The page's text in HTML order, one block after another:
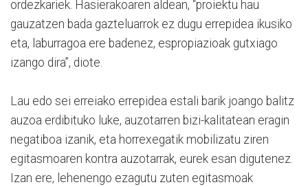
ordezkariek. Hasierakoaren aldean, “proiektu hau
gauzatzen bada gazteluarrok ez dugu errepidea ikusiko
eta, laburragoa ere badenez, espropiazioak gutxiago
izango dira”, diote.
Lau edo sei erreiako errepidea estali barik joango balitz
auzoa erdibituko luke, auzotarren bizi-kalitatean eragin
negatiboa izanik, eta horrexegatik mobilizatu ziren
egitasmoaren kontra auzotarrak, eurek esan digutenez.
Izan ere, lehenengo ezagutu zuten egitasmoak